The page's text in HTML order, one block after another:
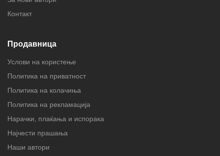
Контакт
Продавница
Услови на користење
Политика на приватност
Политика на колачиња
Политика на рекламација
Нарачки, плаќања и испорака
Најчести прашања
Наши автори